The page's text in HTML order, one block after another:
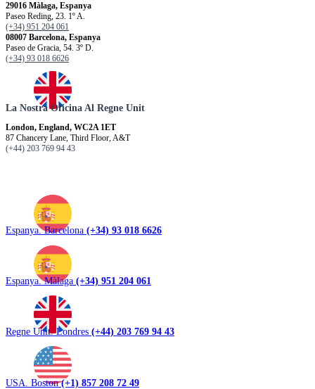
29016 Màlaga, Espanya
Paseo Reding, 23. 1º A.
(+34) 951 204 061
08007 Barcelona, Espanya
Paseo de Gracia, 54. 3º D.
(+34) 93 018 6626
La Nostra Oficina Al Regne Unit
London, England, WC2A 1ET
87 Chancery Lane, Third Floor, A&T
(+44) 203 769 94 43
Espanya. Barcelona (+34) 93 018 6626
Espanya. Màlaga (+34) 951 204 061
Regne Unit. Londres (+44) 203 769 94 43
USA. Boston(+1) 857 208 72 49